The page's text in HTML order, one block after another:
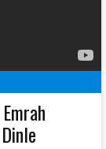
Şarkı Sözleri